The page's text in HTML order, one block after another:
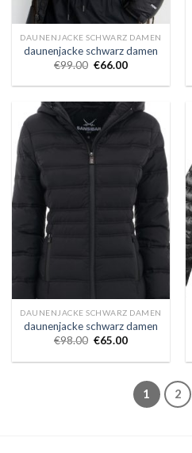
DAUNENJACKE SCHWARZ DAMEN
daunenjacke schwarz damen
€99.00 €66.00
DAUNENJACKE SCHWARZ DAMEN
daunenjacke schwarz damen
€98.00 €65.00
1 2